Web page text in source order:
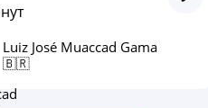
Luiz José Muaccad Gama
🇧🇷